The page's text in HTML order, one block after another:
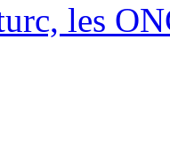
les